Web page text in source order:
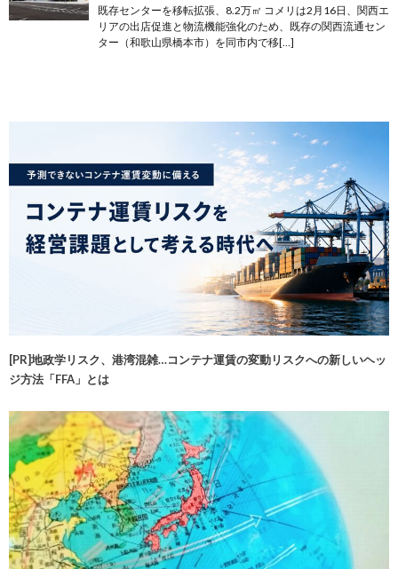
既存センターを移転拡張、8.2万㎡ コメリは2月16日、関西エ
リアの出店促進と物流機能強化のため、既存の関西流通セン
ター（和歌山県橋本市）を同市内で移[…]
[PR]地政学リスク、港湾混雑…コンテナ運賃の変動リスクへの新しいヘッ
ジ方法「FFA」とは